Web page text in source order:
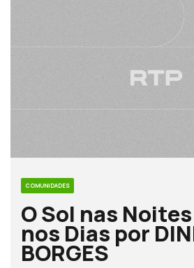
COMUNIDADES
O Sol nas
nos Dias por
BORGES